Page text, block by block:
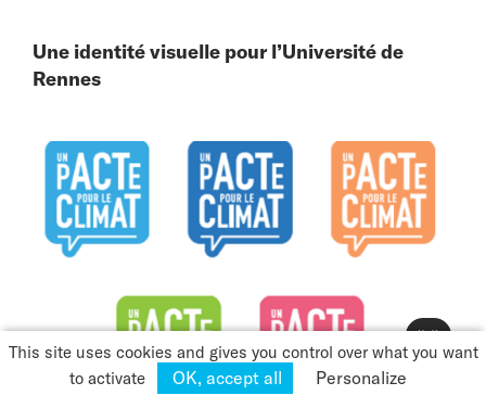
👋
Une identité visuelle pour l’Université de
Rennes
This site uses cookies and gives you control over what you want
to activate
OK, accept all Personalize